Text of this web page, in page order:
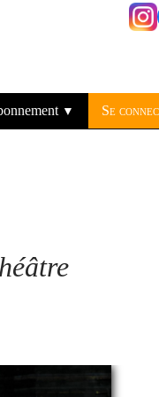
▼ Se